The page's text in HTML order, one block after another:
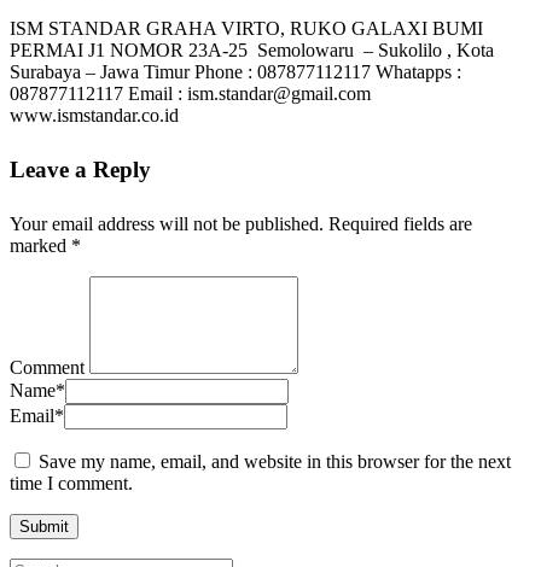
ISM STANDAR GRAHA VIRTO, RUKO GALAXI BUMI
PERMAI J1 NOMOR 23A-25 Semolowaru – Sukolilo , Kota
Surabaya – Jawa Timur Phone : 087877112117 Whatapps :
087877112117 Email : ism.standar@gmail.com
www.ismstandar.co.id
Leave a Reply
Your email address will not be published. Required fields are
marked *
Comment
Name*
Email*
Save my name, email, and website in this browser for the next
time I comment.